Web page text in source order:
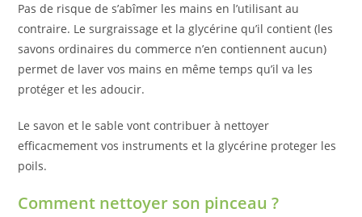
Pas de risque de s’abîmer les mains en l’utilisant au
contraire. Le surgraissage et la glycérine qu’il contient (les
savons ordinaires du commerce n’en contiennent aucun)
permet de laver vos mains en même temps qu’il va les
protéger et les adoucir.
Le savon et le sable vont contribuer à nettoyer
efficacmement vos instruments et la glycérine proteger les
poils.
Comment nettoyer son pinceau ?